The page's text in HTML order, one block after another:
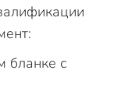
бланке с